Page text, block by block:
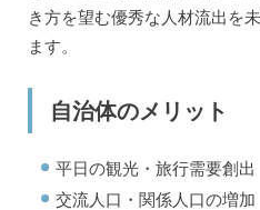
き方を望む優秀な人材流出を
ます。
自治体のメリット
平日の観光・旅行需要創出
交流人口・関係人口の増加